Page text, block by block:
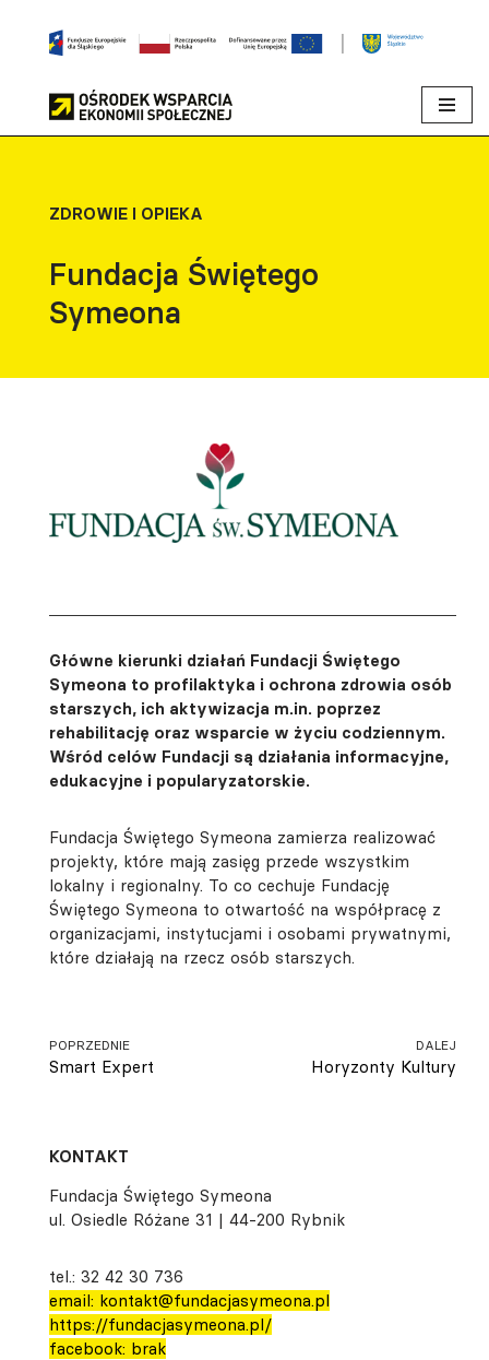
Przejdź
treści
ZDROWIE I OPIEKA
Fundacja Świętego
Symeona
Główne kierunki działań Fundacji Świętego
Symeona to profilaktyka i ochrona zdrowia osób
starszych, ich aktywizacja m.in. poprzez
rehabilitację oraz wsparcie w życiu codziennym.
Wśród celów Fundacji są działania informacyjne,
edukacyjne i popularyzatorskie.
Fundacja Świętego Symeona zamierza realizować
projekty, które mają zasięg przede wszystkim
lokalny i regionalny. To co cechuje Fundację
Świętego Symeona to otwartość na współpracę z
organizacjami, instytucjami i osobami prywatnymi,
które działają na rzecz osób starszych.
POPRZEDNIE
Smart Expert
DALEJ
Horyzonty Kultury
KONTAKT
Fundacja Świętego Symeona
ul. Osiedle Różane 31 | 44-200 Rybnik
tel.: 32 42 30 736
email: kontakt@fundacjasymeona.pl
https://fundacjasymeona.pl/
facebook: brak